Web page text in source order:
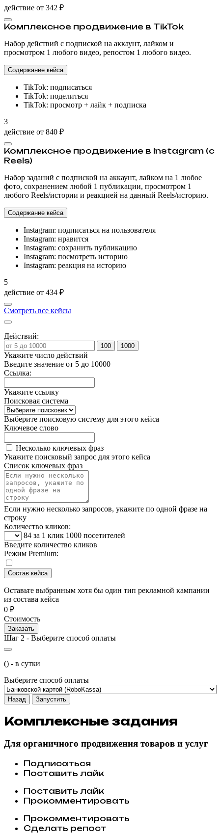
действие от 342 ₽
Комплексное продвижение в TikTok
Набор действий с подпиской на аккаунт, лайком и
просмотром 1 любого видео, репостом 1 любого видео.
Содержание кейса
TikTok: подписаться
TikTok: поделиться
TikTok: просмотр + лайк + подписка
3
действие от 840 ₽
Комплексное продвижение в Instagram (с
Reels)
Набор заданий с подпиской на аккаунт, лайком на 1 любое
фото, сохранением любой 1 публикации, просмотром 1
любого Reels/истории и реакцией на данный Reels/историю.
Содержание кейса
Instagram: подписаться на пользователя
Instagram: нравится
Instagram: сохранить публикацию
Instagram: посмотреть историю
Instagram: реакция на историю
5
действие от 434 ₽
Смотреть все кейсы
Действий:
100 1000
Укажите число действий
Введите значение от 5 до 10000
Ссылка:
Укажите ссылку
Поисковая система
Выберите поисковую систему для этого кейса
Ключевое слово
Несколько ключевых фраз
Укажите поисковый запрос для этого кейса
Список ключевых фраз
Если нужно несколько запросов, укажите по одной фразе на
строку
Количество кликов:
84 за 1 клик 1000 посетителей
Введите количество кликов
Режим Premium:
Состав кейса
Оставьте выбранным хотя бы один тип рекламной кампании
из состава кейса
0 ₽
Стоимость
Заказать
Шаг 2 - Выберите способ оплаты
() - в сутки
Выберите способ оплаты
Назад Запустить
Комплексные задания
Для органичного продвижения товаров и услуг
Подписаться
Поставить лайк
Поставить лайк
Прокомментировать
Прокомментировать
Сделать репост